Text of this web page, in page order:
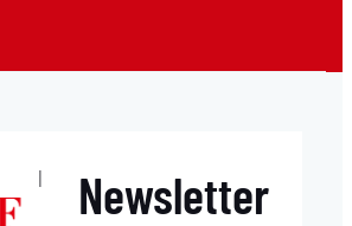
| Newsletter